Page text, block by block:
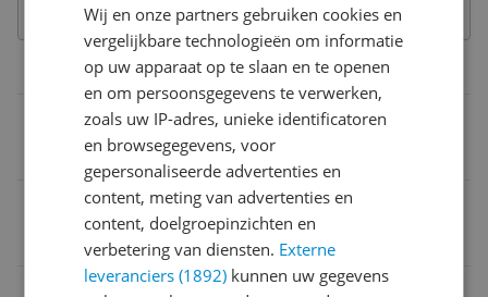
Belangrijkste kenmerken
Vermogen
2.200 W
Motorkoeling
Luchtkoeling
Aanbevolen reinigingsklus
Wij en onze partners gebruiken cookies en
vergelijkbare technologieën om informatie
op uw apparaat op te slaan en te openen
en om persoonsgegevens te verwerken,
zoals uw IP-adres, unieke identificatoren
en browsegegevens, voor
gepersonaliseerde advertenties en
content, meting van advertenties en
content, doelgroepinzichten en
verbetering van diensten. Externe
leveranciers (1892) kunnen uw gegevens